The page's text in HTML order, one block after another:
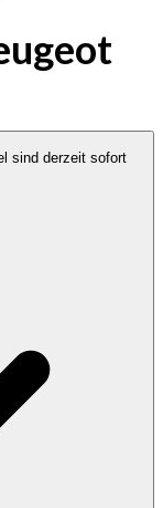
sind derzeit sofort